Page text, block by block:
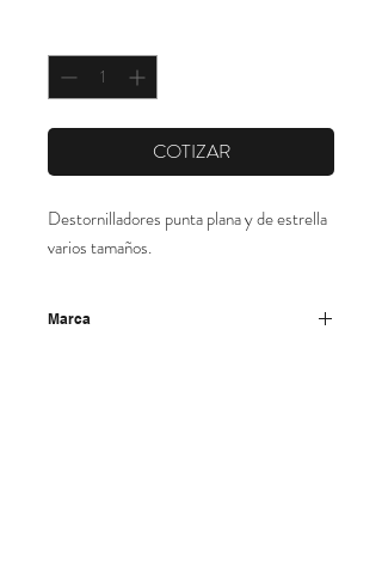
COTIZAR
Destornilladores punta plana y de estrella
varios tamaños.
Marca